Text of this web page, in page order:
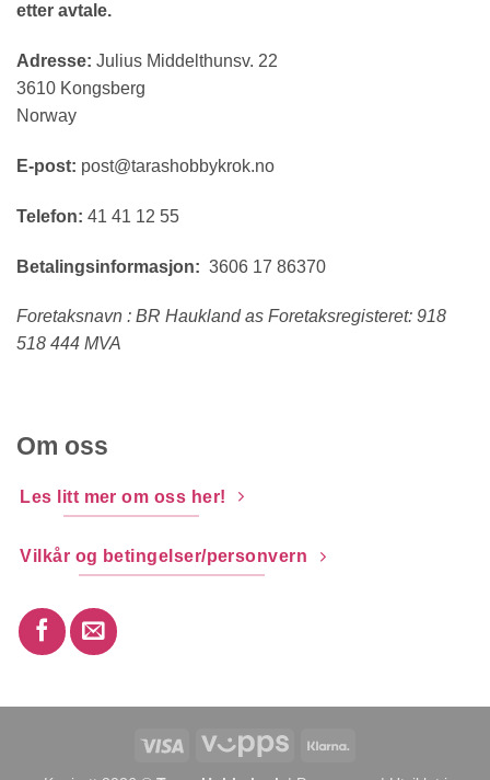
etter avtale.
Adresse: Julius Middelthunsv. 22
3610 Kongsberg
Norway
E-post: post@tarashobbykrok.no
Telefon: 41 41 12 55
Betalingsinformasjon: 3606 17 86370
Foretaksnavn : BR Haukland as Foretaksregisteret: 918
518 444 MVA
Om oss
Les litt mer om oss her!
Vilkår og betingelser/personvern
Visa Vipps